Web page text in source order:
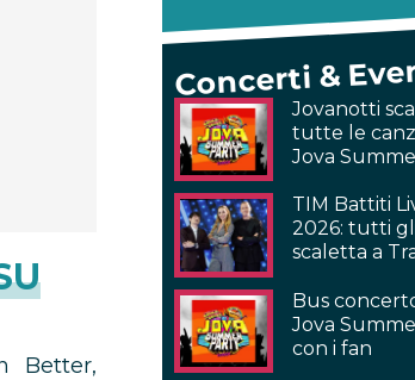
Better,
Concerti &
Jovanotti
tutte le
Jova
TIM Battiti
2026: tutti
scaletta a
Bus
Jova
con i fan